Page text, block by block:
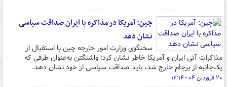
چین: آمریکا در مذاکره با ایران صداقت سیاسی
نشان دهد
سخنگوی وزارت امور خارجه چین با استقبال از
مذاکرات آتی ایران و آمریکا خاطر نشان کرد: واشنگتن به‌عنوان طرفی که
یک‌جانبه از برجام خارج شد، باید صداقت سیاسی از خود نشان دهد.
۲۰ فروردین ۰۴ - ۱۲:۱۴